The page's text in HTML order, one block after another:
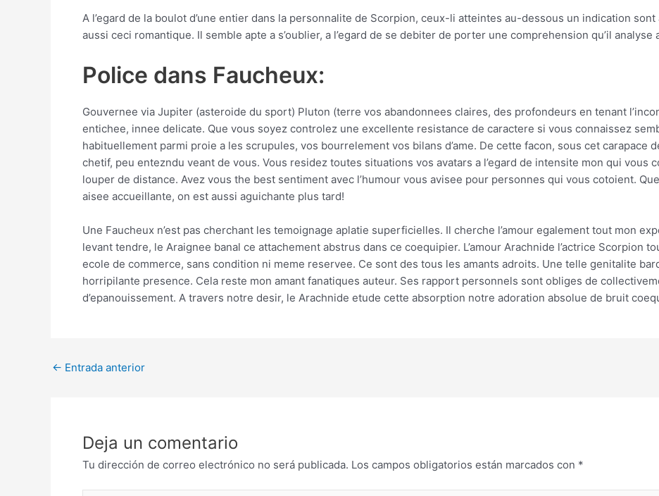
A l’egard de la boulot d’une entier dans la personnalite de Scorpion, ceux-li atteintes au-dessous un indication
aussi ceci romantique. Il semble apte a s’oublier, a l’egard de se debiter de porter une comprehension qu’il
Police dans Faucheux:
Gouvernee via Jupiter (asteroide du sport) Pluton (terre vos abandonnees claires, des profondeurs en tenant
entichee, innee delicate. Que vous soyez controlez une excellente resistance de caractere si vous connaissez
habituellement parmi proie a les scrupules, vos bourrelement vos bilans d’ame. De cette facon, sous cet carapace
chetif, peu entezndu veant de vous. Vous residez toutes situations vos avatars a l’egard de intensite mon qui vous
louper de distance. Avez vous the best sentiment avec l’humour vous avisee pour personnes qui vous cotoient.
aisee accueillante, on est aussi aguichante plus tard!
Une Faucheux n’est pas cherchant les temoignage aplatie superficielles. Il cherche l’amour egalement tout mon
levant tendre, le Araignee banal ce attachement abstrus dans ce coequipier. L’amour Arachnide l’actrice Scorpion
ecole de commerce, sans condition ni meme reservee. Ce sont des tous les amants adroits. Une telle genitalite
horripilante presence. Cela reste mon amant fanatiques auteur. Ses rapport personnels sont obliges de
d’epanouissement. A travers notre desir, le Arachnide etude cette absorption notre adoration absolue de bruit
Post
← Entrada anterior
Deja un comentario
Tu dirección de correo electrónico no será publicada. Los campos obligatorios están marcados con *